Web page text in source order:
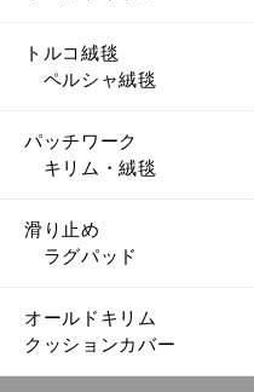
トルコ絨毯
ペルシャ絨毯
パッチワーク
キリム・絨毯
滑り止め
ラグパッド
オールドキリム
クッションカバー